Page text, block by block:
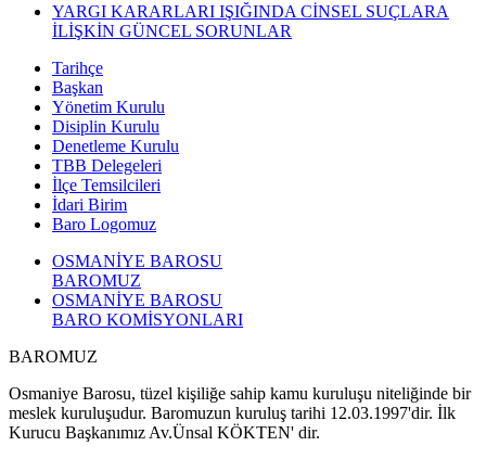
YARGI KARARLARI IŞIĞINDA CİNSEL SUÇLARA
İLİŞKİN GÜNCEL SORUNLAR
Tarihçe
Başkan
Yönetim Kurulu
Disiplin Kurulu
Denetleme Kurulu
TBB Delegeleri
İlçe Temsilcileri
İdari Birim
Baro Logomuz
OSMANİYE BAROSU
BAROMUZ
OSMANİYE BAROSU
BARO KOMİSYONLARI
BAROMUZ
Osmaniye Barosu, tüzel kişiliğe sahip kamu kuruluşu niteliğinde bir
meslek kuruluşudur. Baromuzun kuruluş tarihi 12.03.1997'dir. İlk
Kurucu Başkanımız Av.Ünsal KÖKTEN' dir.